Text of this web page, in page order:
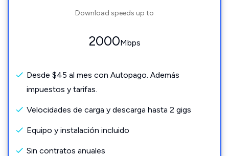
Download speeds up to
2000Mbps
Desde $45 al mes con Autopago. Además
impuestos y tarifas.
Velocidades de carga y descarga hasta 2 gigs
Equipo y instalación incluido
Sin contratos anuales